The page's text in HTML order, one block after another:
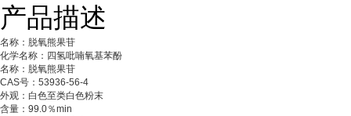
产品描述
名称：脱氧熊果苷
化学名称：四氢吡喃氧基苯酚
名称：脱氧熊果苷
CAS号：53936-56-4
外观：白色至类白色粉末
含量：99.0％min